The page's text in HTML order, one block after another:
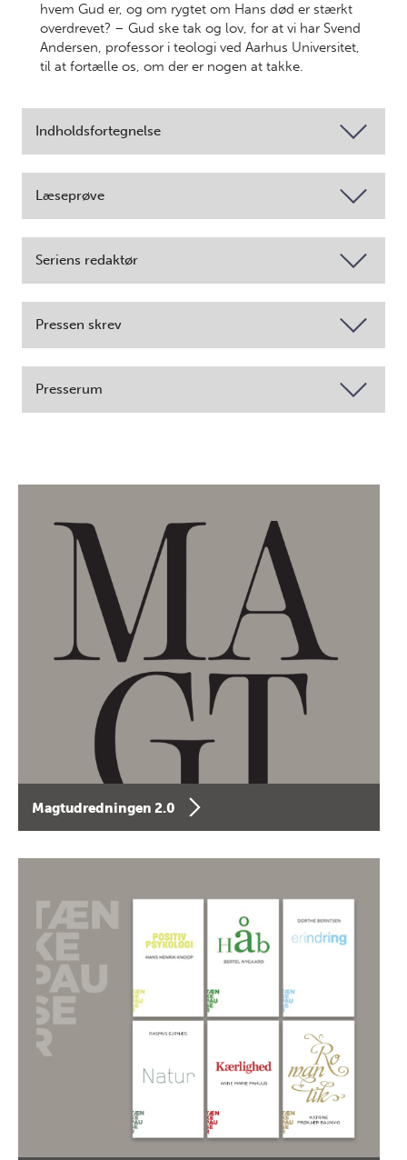
hvem Gud er, og om rygtet om Hans død er stærkt
overdrevet? – Gud ske tak og lov, for at vi har Svend
Andersen, professor i teologi ved Aarhus Universitet,
til at fortælle os, om der er nogen at takke.
Indholdsfortegnelse
Læseprøve
Seriens redaktør
Pressen skrev
Presserum
Magtudredningen 2.0